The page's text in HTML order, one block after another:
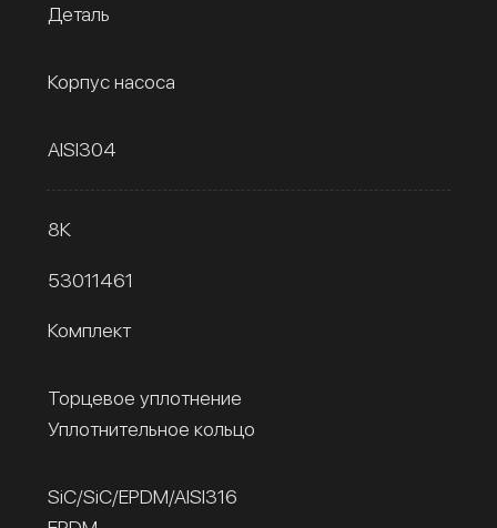
Деталь
Корпус насоса
AISI304
8К
53011461
Комплект
Торцевое уплотнение
Уплотнительное кольцо
SiC/SiC/EPDM/AISI316